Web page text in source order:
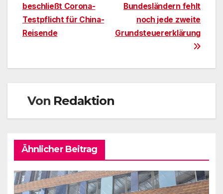
Bundesländern fehlt
noch jede zweite
Grundsteuererklärung
beschließt Corona-
Testpflicht für China-
Reisende
Von Redaktion
Ähnlicher Beitrag